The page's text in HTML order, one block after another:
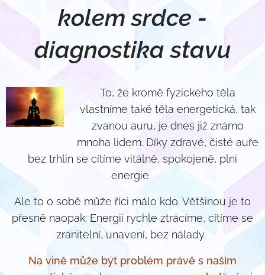
kolem srdce -
diagnostika stavu
To, že kromě fyzického těla
vlastníme také těla energetická, tak
zvanou auru, je dnes již známo
mnoha lidem. Díky zdravé, čisté auře
bez trhlin se cítíme vitálně, spokojeně, plni
energie.
Ale to o sobě může říci málo kdo. Většinou je to
přesně naopak. Energii rychle ztrácíme, cítíme se
zranitelní, unavení, bez nálady.
Na vině může být problém právě s naším